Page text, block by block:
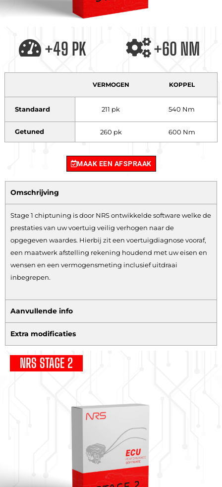
+49 PK +60 NM
VERMOGEN KOPPEL
Standaard 211 pk 540 Nm
Getuned 260 pk 600 Nm
MAAK EEN AFSPRAAK
Omschrijving
Stage 1 chiptuning is door NRS ontwikkelde software welke de
prestaties van uw voertuig veilig verhogen naar de
opgegeven waardes. Hierbij zit een voertuigdiagnose vooraf,
een maatwerk afstelling rekening houdend met uw eisen en
wensen en een vermogensmeting inclusief uitdraai
inbegrepen.
Aanvullende info
Extra modificaties
NRS STAGE 2